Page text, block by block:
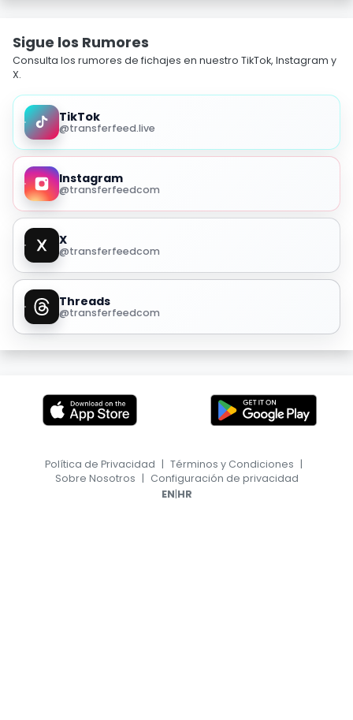
Sigue los Rumores
Consulta los rumores de fichajes en nuestro TikTok, Instagram y
X.
TikTok
@transferfeed.live
Instagram
@transferfeedcom
X
@transferfeedcom
Threads
@transferfeedcom
Política de Privacidad | Términos y Condiciones |
Sobre Nosotros | Configuración de privacidad
EN|HR